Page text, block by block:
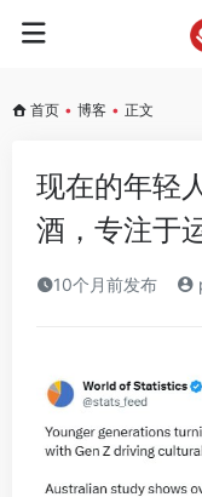
首页 • 博客 • 正文
现在的年轻
酒，专注于
10个月前发布